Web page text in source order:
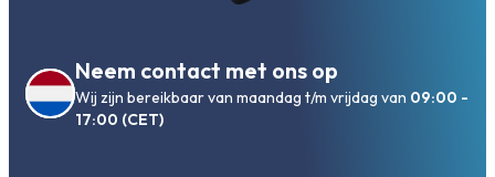
Neem contact met ons op
Wij zijn bereikbaar van maandag t/m vrijdag van 09:00 -
17:00 (CET)